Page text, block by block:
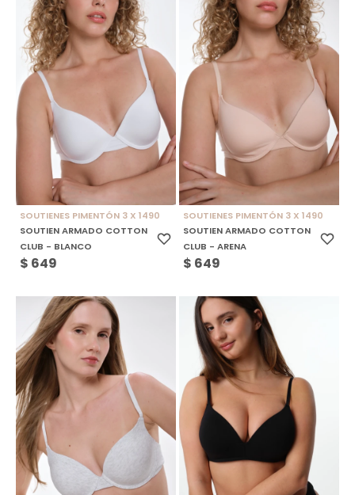
SOUTIENES PIMENTÓN 3 X 1490
SOUTIEN ARMADO COTTON
CLUB - BLANCO
$ 649
SOUTIENES PIMENTÓN 3 X 1490
SOUTIEN ARMADO COTTON
CLUB - ARENA
$ 649